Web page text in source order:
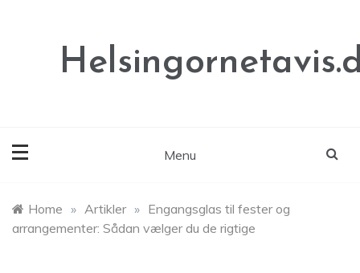
Menu
Home » Artikler » Engangsglas til fester og
arrangementer: Sådan vælger du de rigtige